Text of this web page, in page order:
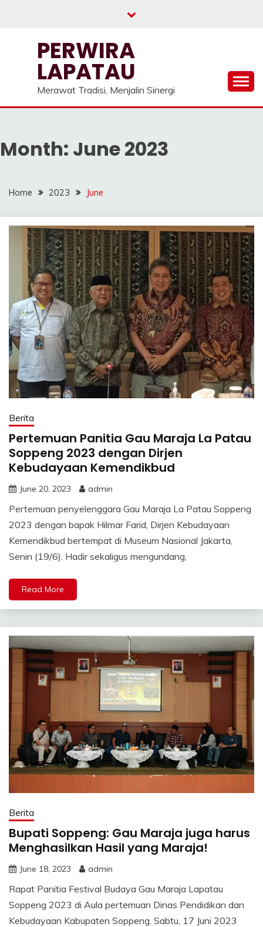
PERWIRA
LAPATAU
Merawat Tradisi, Menjalin Sinergi
Month: June 2023
Home 2023 June
Berita
Pertemuan Panitia Gau Maraja La Patau
Soppeng 2023 dengan Dirjen
Kebudayaan Kemendikbud
June 20, 2023 admin
Pertemuan penyelenggara Gau Maraja La Patau Soppeng
2023 dengan bapak Hilmar Farid, Dirjen Kebudayaan
Kemendikbud bertempat di Museum Nasional Jakarta,
Senin (19/6). Hadir sekaligus mengundang,
Read More
Berita
Bupati Soppeng: Gau Maraja juga harus
Menghasilkan Hasil yang Maraja!
June 18, 2023 admin
Rapat Panitia Festival Budaya Gau Maraja Lapatau
Soppeng 2023 di Aula pertemuan Dinas Pendidikan dan
Kebudayaan Kabupaten Soppeng, Sabtu, 17 Juni 2023